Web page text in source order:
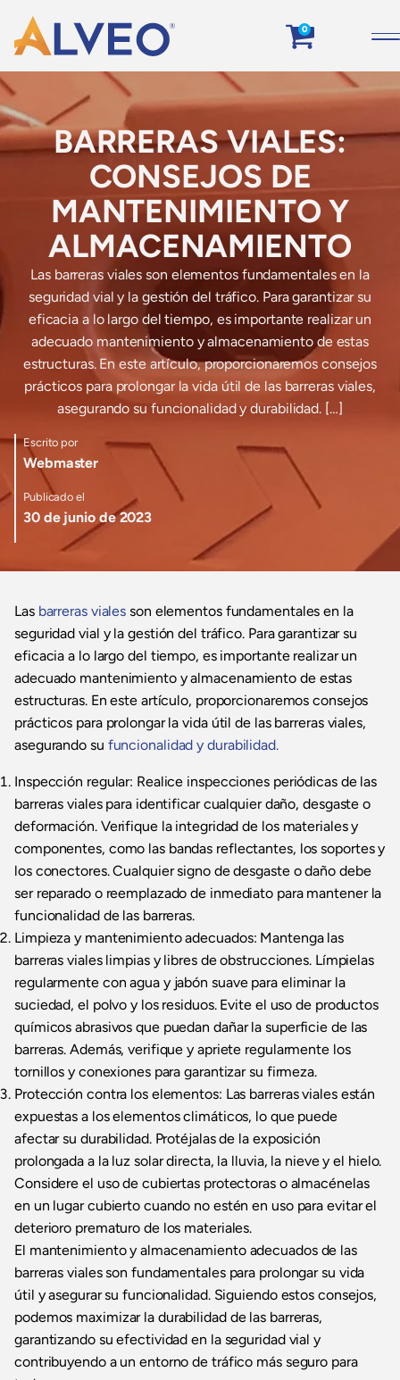
0
BARRERAS VIALES:
CONSEJOS DE
MANTENIMIENTO Y
ALMACENAMIENTO
Las barreras viales son elementos fundamentales en la
seguridad vial y la gestión del tráfico. Para garantizar su
eficacia a lo largo del tiempo, es importante realizar un
adecuado mantenimiento y almacenamiento de estas
estructuras. En este artículo, proporcionaremos consejos
prácticos para prolongar la vida útil de las barreras viales,
asegurando su funcionalidad y durabilidad. […]
Escrito por
Webmaster
Publicado el
30 de junio de 2023
Las barreras viales son elementos fundamentales en la
seguridad vial y la gestión del tráfico. Para garantizar su
eficacia a lo largo del tiempo, es importante realizar un
adecuado mantenimiento y almacenamiento de estas
estructuras. En este artículo, proporcionaremos consejos
prácticos para prolongar la vida útil de las barreras viales,
asegurando su funcionalidad y durabilidad.
Inspección regular: Realice inspecciones periódicas de las
barreras viales para identificar cualquier daño, desgaste o
deformación. Verifique la integridad de los materiales y
componentes, como las bandas reflectantes, los soportes y
los conectores. Cualquier signo de desgaste o daño debe
ser reparado o reemplazado de inmediato para mantener la
funcionalidad de las barreras.
Limpieza y mantenimiento adecuados: Mantenga las
barreras viales limpias y libres de obstrucciones. Límpielas
regularmente con agua y jabón suave para eliminar la
suciedad, el polvo y los residuos. Evite el uso de productos
químicos abrasivos que puedan dañar la superficie de las
barreras. Además, verifique y apriete regularmente los
tornillos y conexiones para garantizar su firmeza.
Protección contra los elementos: Las barreras viales están
expuestas a los elementos climáticos, lo que puede
afectar su durabilidad. Protéjalas de la exposición
prolongada a la luz solar directa, la lluvia, la nieve y el hielo.
Considere el uso de cubiertas protectoras o almacénelas
en un lugar cubierto cuando no estén en uso para evitar el
deterioro prematuro de los materiales.
El mantenimiento y almacenamiento adecuados de las
barreras viales son fundamentales para prolongar su vida
útil y asegurar su funcionalidad. Siguiendo estos consejos,
podemos maximizar la durabilidad de las barreras,
garantizando su efectividad en la seguridad vial y
contribuyendo a un entorno de tráfico más seguro para